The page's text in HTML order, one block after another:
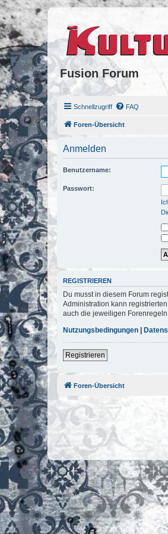
Fusion Forum
Schnellzugriff FAQ
Foren-Übersicht
Anmelden
Benutzername:
Passwort:
REGISTRIEREN
Du musst in diesem Forum
Administration kann
auch die jeweiligen
Nutzungsbedingungen
Registrieren
Foren-Übersicht